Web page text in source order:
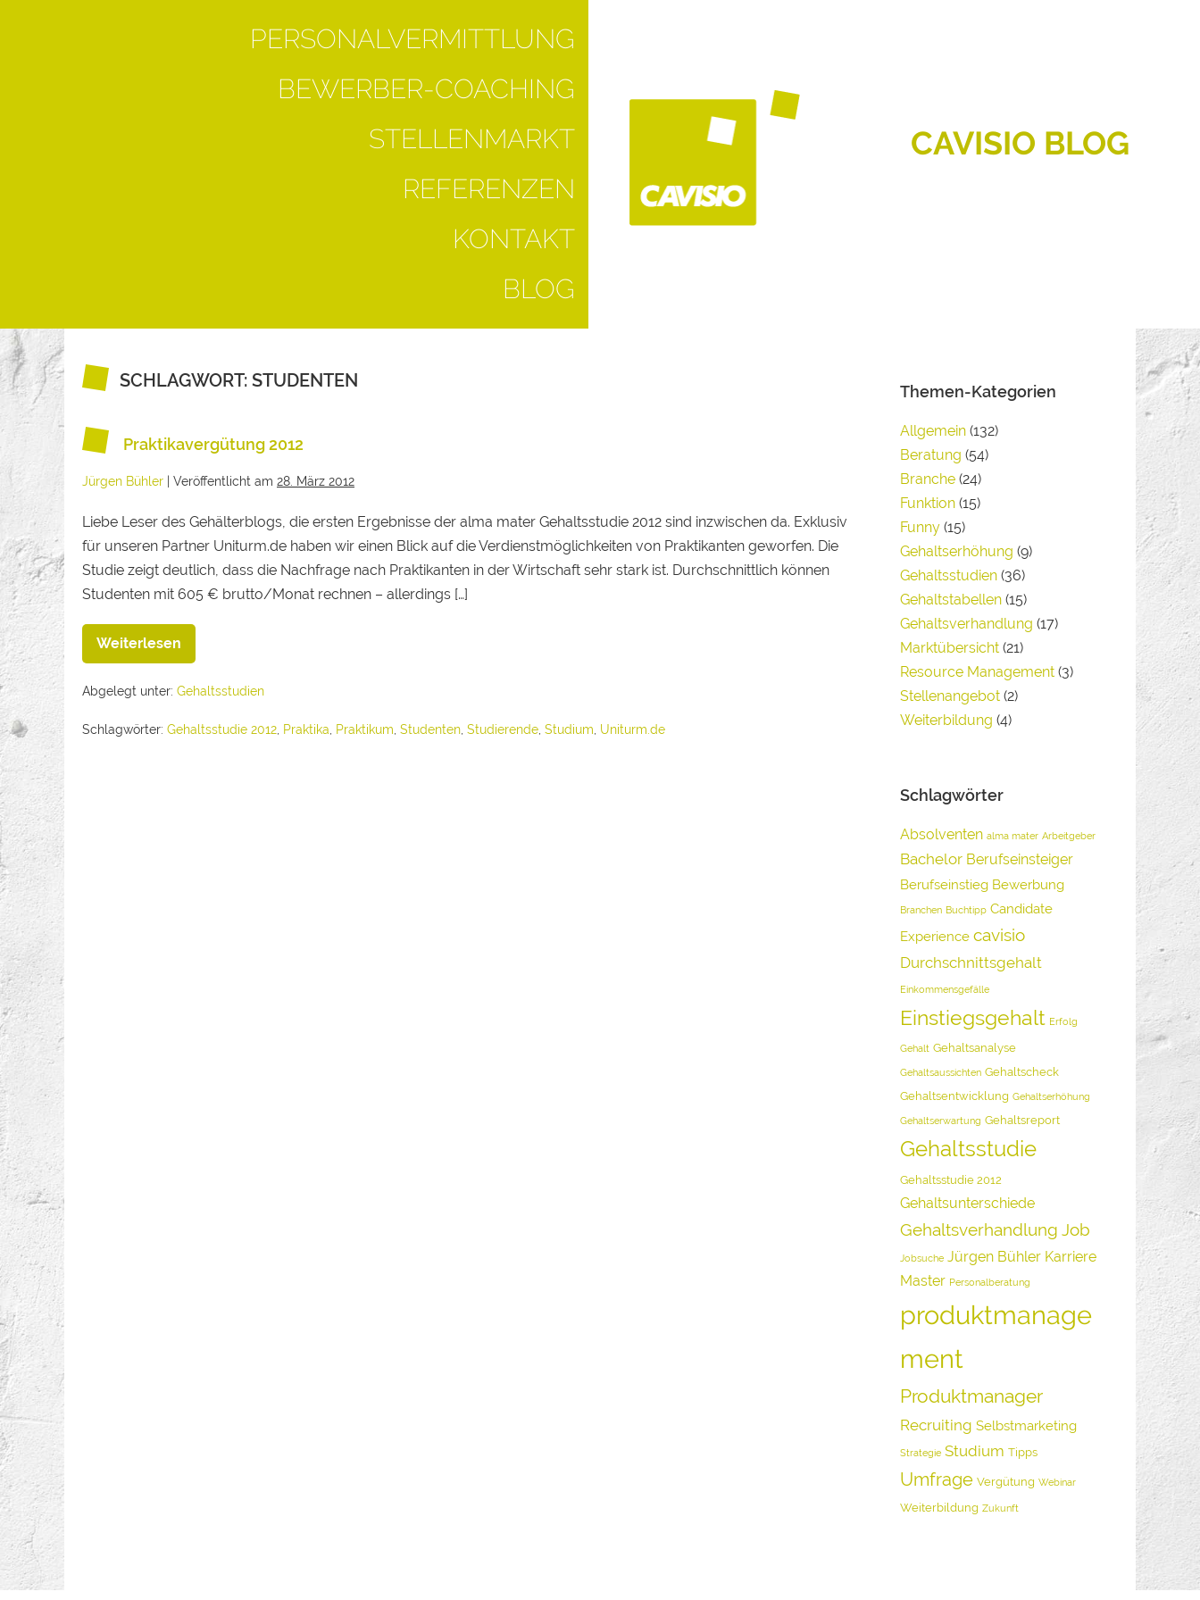
PERSONALVERMITTLUNG
BEWERBER-COACHING
STELLENMARKT
REFERENZEN
KONTAKT
BLOG
CAVISIO BLOG
SCHLAGWORT: STUDENTEN
Praktikavergütung 2012
Jürgen Bühler Veröffentlicht am 28. März 2012
Liebe Leser des Gehälterblogs, die ersten Ergebnisse der alma mater Gehaltsstudie 2012 sind inzwischen da. Exklusiv
für unseren Partner Uniturm.de haben wir einen Blick auf die Verdienstmöglichkeiten von Praktikanten geworfen. Die
Studie zeigt deutlich, dass die Nachfrage nach Praktikanten in der Wirtschaft sehr stark ist. Durchschnittlich können
Studenten mit 605 € brutto/Monat rechnen – allerdings […]
Weiterlesen
Abgelegt unter: Gehaltsstudien
Schlagwörter: Gehaltsstudie 2012 Praktika Praktikum Studenten Studierende Studium Uniturm.de
Themen-Kategorien
Allgemein (132)
Beratung (54)
Branche (24)
Funktion (15)
Funny (15)
Gehaltserhöhung (9)
Gehaltsstudien (36)
Gehaltstabellen (15)
Gehaltsverhandlung (17)
Marktübersicht (21)
Resource Management (3)
Stellenangebot (2)
Weiterbildung (4)
Schlagwörter
Absolventen alma mater Arbeitgeber
Bachelor Berufseinsteiger
Berufseinstieg Bewerbung
Branchen Buchtipp Candidate
Experience cavisio
Durchschnittsgehalt
Einkommensgefälle
Einstiegsgehalt Erfolg
Gehalt Gehaltsanalyse
Gehaltsaussichten Gehaltscheck
Gehaltsentwicklung Gehaltserhöhung
Gehaltserwartung Gehaltsreport
Gehaltsstudie
Gehaltsstudie 2012
Gehaltsunterschiede
Gehaltsverhandlung Job
Jobsuche Jürgen Bühler Karriere
Master Personalberatung
produktmanage
ment
Produktmanager
Recruiting Selbstmarketing
Strategie Studium Tipps
Umfrage Vergütung Webinar
Weiterbildung Zukunft